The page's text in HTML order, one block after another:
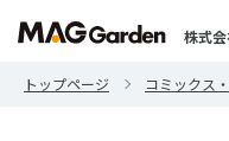
株式
トップページ コミックス